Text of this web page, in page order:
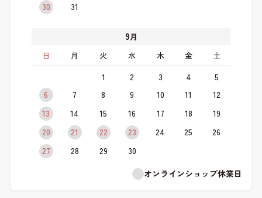
30
31
9月
日
月 火 水 木 金 土
1 2 3 4
5
6
7 8 9 10 11
12
13
14 15 16 17 18
19
20
21 22 23 24 25
26
27
28 29
30
オンラインショップ休業日